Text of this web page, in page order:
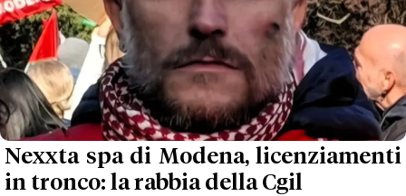
Nexxta spa di Modena, licenziamenti
in tronco: la rabbia della Cgil